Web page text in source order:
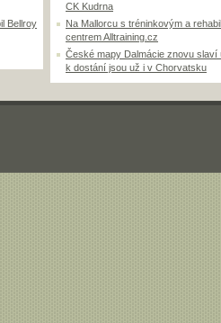
Bellroy
CK Kudrna
Na Mallorcu s tréninkovým a
centrem Alltraining.cz
České mapy Dalmácie znovu slaví
k dostání jsou už i v Chorvatsku